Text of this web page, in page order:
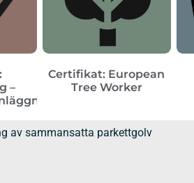
–
Certifikat: European
Tree Worker
av sammansatta parkettgolv